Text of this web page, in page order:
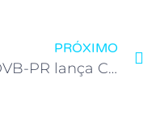
PRÓXIMO
ADVB-PR lança Corrente do Bem